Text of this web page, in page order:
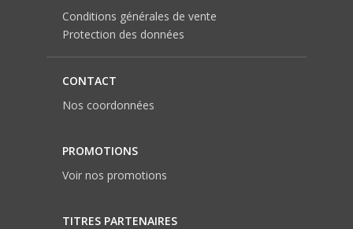
Conditions générales de vente
Protection des données
CONTACT
Nos coordonnées
PROMOTIONS
Voir nos promotions
TITRES PARTENAIRES